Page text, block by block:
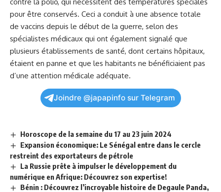
contre la polio, qui nécessitent des températures spéciales
pour être conservés.​ Ceci a conduit à une absence totale
de vaccins⁤ depuis le début de la guerre, selon des
spécialistes médicaux qui ont également signalé que
plusieurs établissements de santé, dont certains hôpitaux,
étaient en panne et que⁤ les habitants ne bénéficiaient pas
d’une attention médicale adéquate.
Joindre @japapinfo sur Telegram
Horoscope de la semaine du 17 au 23 juin 2024
Expansion économique: Le Sénégal entre dans le cercle
restreint des exportateurs de pétrole
La Russie prête à impulser le développement du
numérique en Afrique: Découvrez son expertise!
Bénin : Découvrez l’incroyable histoire de Degaule Panda,